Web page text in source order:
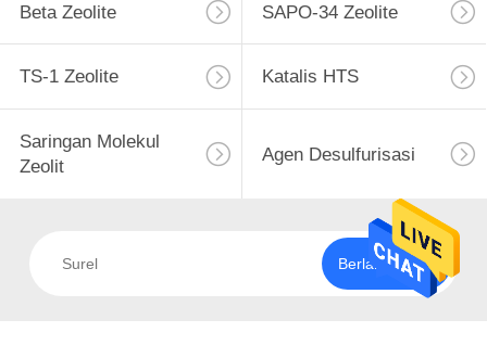
BERITA
KASUS
SITEMAP
POLICY
Beta Zeolite SAPO-34 Zeolite
TS-1 Zeolite Katalis HTS
Saringan Molekul
Zeolit
Agen Desulfurisasi
Berlangganan